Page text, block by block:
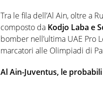
Tra le fila dell’Al Ain, oltre a
composto da Kodjo Laba e
bomber nell’ultima UAE Pro
marcatori alle Olimpiadi di
Al Ain-Juventus, le